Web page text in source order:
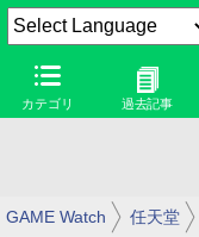
カテゴリ 過去記事
GAME Watch 任天堂